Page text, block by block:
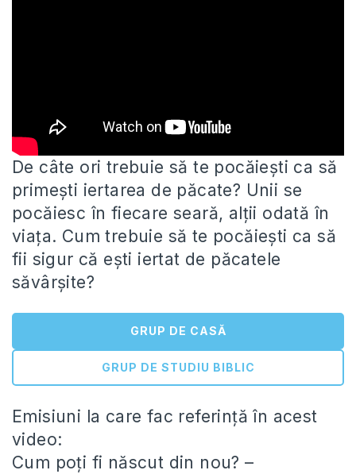
De câte ori trebuie să te pocăiești ca să
primești iertarea de păcate? Unii se
pocăiesc în fiecare seară, alții odată în
viața. Cum trebuie să te pocăiești ca să
fii sigur că ești iertat de păcatele
săvârșite?
GRUP DE CASĂ
GRUP DE STUDIU BIBLIC
Emisiuni la care fac referință în acest
video:
Cum poți fi născut din nou? –